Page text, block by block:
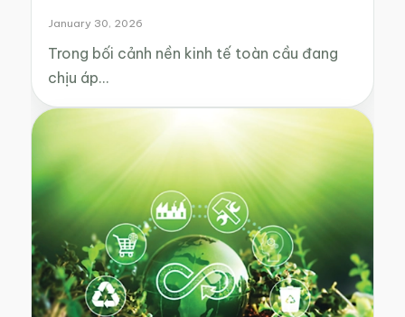
January 30, 2026
Trong bối cảnh nền kinh tế toàn cầu đang
chịu áp…